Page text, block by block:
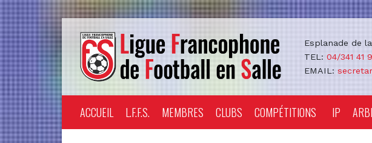
Esplanade de
TEL: 04/341 41
EMAIL:
ACCUEIL L.F.F.S. MEMBRES CLUBS COMPÉTITIONS IP